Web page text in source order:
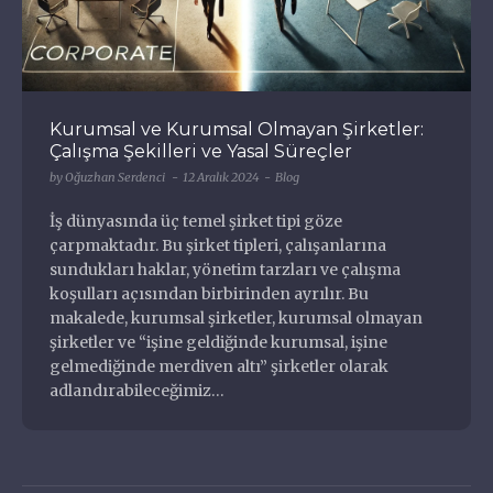
Diziler
Eklentiler
Filmler
Hizmetler
Markalar
Müzisyenler ve Gruplar
Nasıl Yapılır
Nedir
Oyunlar
Programlar
Şehirler
Siteler
Sorunlar
Oğuzhan Serdenci
+90 546 204 4000
Özgeçmiş ve Portfolyo
Kurumsal ve Kurumsal Olmayan Şirketler:
Çalışma Şekilleri ve Yasal Süreçler
byOğuzhan Serdenci 12 Aralık 2024 Blog
İş dünyasında üç temel şirket tipi göze
çarpmaktadır. Bu şirket tipleri, çalışanlarına
sundukları haklar, yönetim tarzları ve çalışma
koşulları açısından birbirinden ayrılır. Bu
makalede, kurumsal şirketler, kurumsal olmayan
şirketler ve “işine geldiğinde kurumsal, işine
gelmediğinde merdiven altı” şirketler olarak
adlandırabileceğimiz…